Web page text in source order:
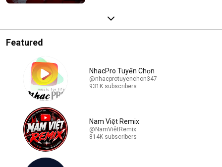
Featured
NhacPro Tuyển Chọn
@nhacprotuyenchon347
931K subscribers
Nam Việt Remix
@NamViệtRemix
814K subscribers